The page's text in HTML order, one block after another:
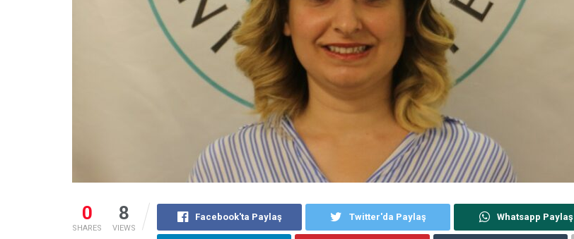
0
SHARES
8
VIEWS
Facebook'ta Paylaş Twitter'da Paylaş Whatsapp Paylaş